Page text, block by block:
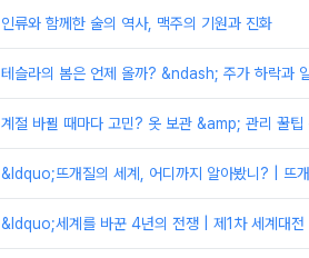
인류와 함께한 술의 역사, 맥주의 기원과 진화
테슬라의 봄은 언제 올까? &ndash; 주가 하락과
계절 바뀔 때마다 고민? 옷 보관 &amp; 관리 꿀팁
&ldquo;뜨개질의 세계, 어디까지 알아봤니? | 뜨
&ldquo;세계를 바꾼 4년의 전쟁 | 제1차 세계대